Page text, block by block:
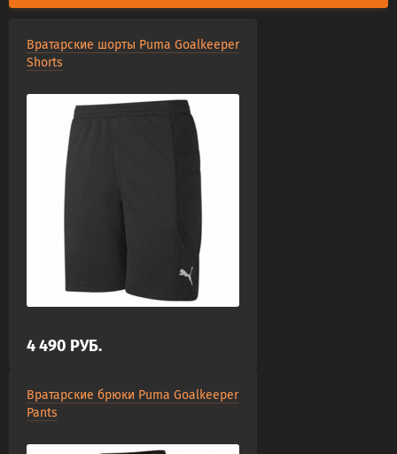
Вратарские шорты Puma Goalkeeper
Shorts
4 490 РУБ.
Вратарские брюки Puma Goalkeeper
Pants